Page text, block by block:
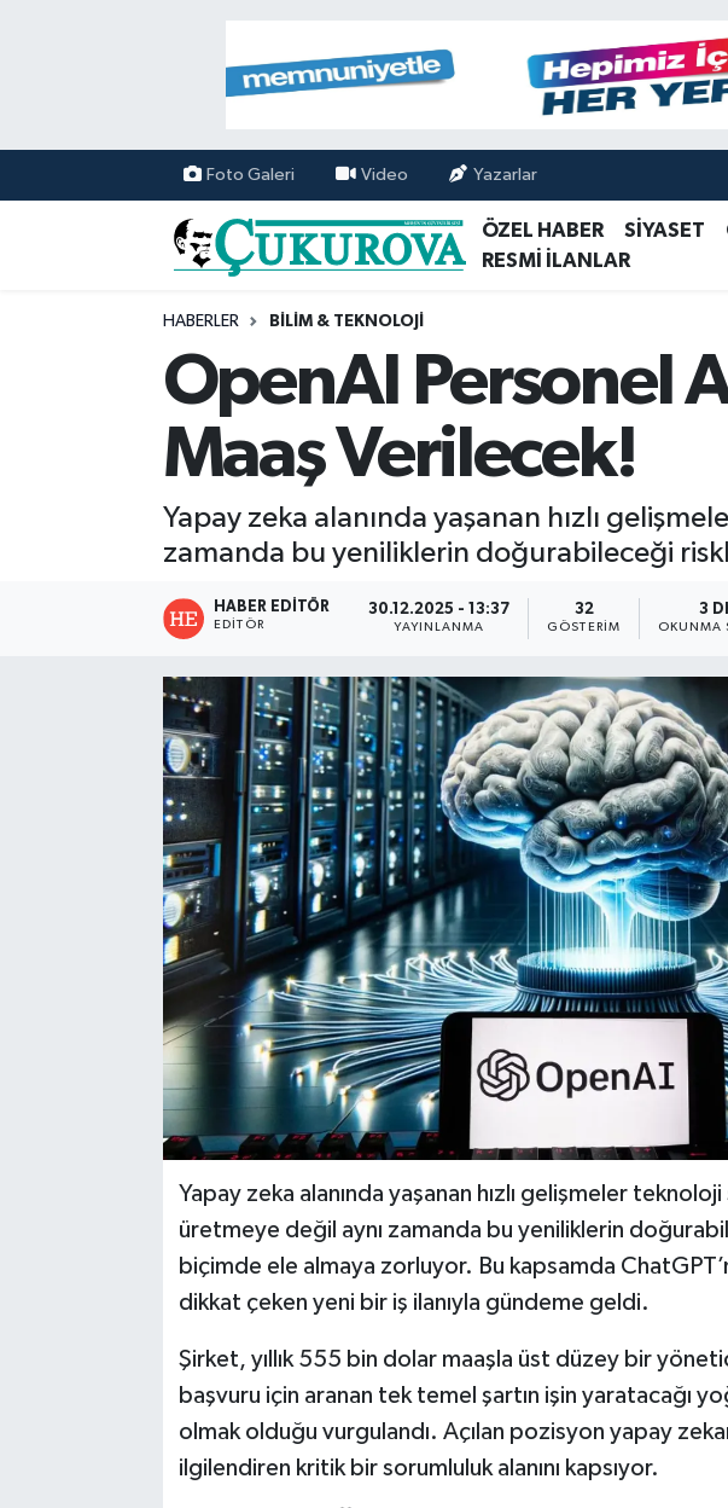
Foto Galeri Video Yazarlar
ÖZEL HABER SİYASET
RESMİ İLANLAR
HABERLER BİLİM & TEKNOLOJİ
OpenAI Personel
Maaş Verilecek!
Yapay zeka alanında yaşanan hızlı
zamanda bu yeniliklerin doğurabileceği
HABER EDITÖR
EDITÖR
30.12.2025 - 13:37
YAYINLANMA
32
GÖSTERIM
3
OKUNMA
Yapay zeka alanında yaşanan hızlı gelişmeler
üretmeye değil aynı zamanda bu yeniliklerin
biçimde ele almaya zorluyor. Bu kapsamda
dikkat çeken yeni bir iş ilanıyla gündeme geldi.
Şirket, yıllık 555 bin dolar maaşla üst düzey bir
başvuru için aranan tek temel şartın işin yaratacağı
olmak olduğu vurgulandı. Açılan pozisyon yapay
ilgilendiren kritik bir sorumluluk alanını kapsıyor.
Mersin Nöbetçi Eczaneler
Mersin Hava Durumu
Mersin Namaz Vakitleri
Mersin Trafik Yoğunluk Haritası
Tüm Manşetler
Son Dakika Haberleri
Haber Arşivi